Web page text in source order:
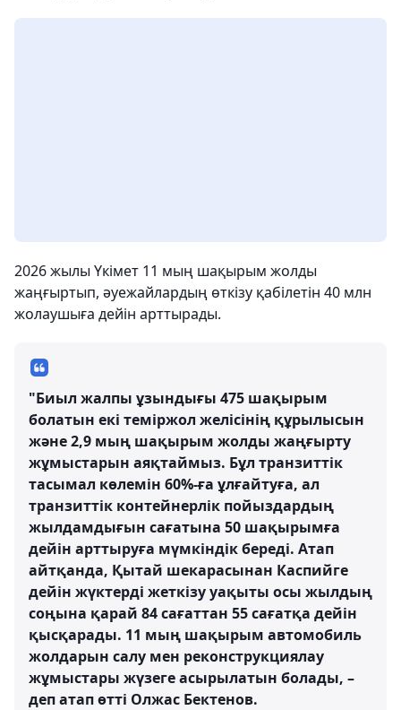
2026 жылы Үкімет 11 мың шақырым жолды
жаңғыртып, әуежайлардың өткізу қабілетін 40 млн
жолаушыға дейін арттырады.
"Биыл жалпы ұзындығы 475 шақырым
болатын екі теміржол желісінің құрылысын
және 2,9 мың шақырым жолды жаңғырту
жұмыстарын аяқтаймыз. Бұл транзиттік
тасымал көлемін 60%-ға ұлғайтуға, ал
транзиттік контейнерлік пойыздардың
жылдамдығын сағатына 50 шақырымға
дейін арттыруға мүмкіндік береді. Атап
айтқанда, Қытай шекарасынан Каспийге
дейін жүктерді жеткізу уақыты осы жылдың
соңына қарай 84 сағаттан 55 сағатқа дейін
қысқарады. 11 мың шақырым автомобиль
жолдарын салу мен реконструкциялау
жұмыстары жүзеге асырылатын болады, –
деп атап өтті Олжас Бектенов.